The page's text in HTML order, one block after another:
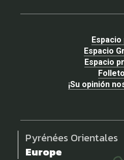
Espacio
Espacio
Espacio
¡Su opinión
Pyrénées Orientales
Europe